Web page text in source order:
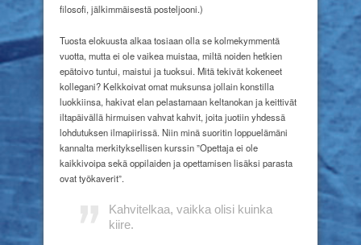
filosofi, jälkimmäisestä posteljooni.)
Tuosta elokuusta alkaa tosiaan olla se kolmekymmentä
vuotta, mutta ei ole vaikea muistaa, miltä noiden hetkien
epätoivo tuntui, maistui ja tuoksui. Mitä tekivät kokeneet
kollegani? Kelkkoivat omat muksunsa jollain konstilla
luokkiinsa, hakivat elan pelastamaan keltanokan ja keittivät
iltapäivällä hirmuisen vahvat kahvit, joita juotiin yhdessä
lohdutuksen ilmapiirissä. Niin minä suoritin loppuelämäni
kannalta merkityksellisen kurssin ”Opettaja ei ole
kaikkivoipa sekä oppilaiden ja opettamisen lisäksi parasta
ovat työkaverit”.
Kahvitelkaa, vaikka olisi kuinka
kiire.